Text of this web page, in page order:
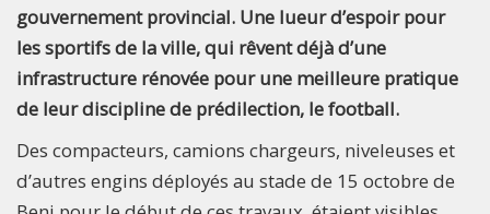
gouvernement provincial. Une lueur d’espoir pour
les sportifs de la ville, qui rêvent déjà d’une
infrastructure rénovée pour une meilleure pratique
de leur discipline de prédilection, le football.
Des compacteurs, camions chargeurs, niveleuses et
d’autres engins déployés au stade de 15 octobre de